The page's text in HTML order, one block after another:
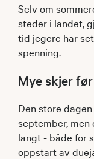
Selv om
steder i landet,
tid jegere har
spenning.
Mye skjer
Den store
september,
langt - både for
oppstart av